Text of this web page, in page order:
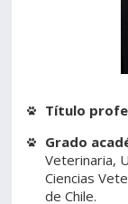
Título
Grado
Veterinaria,
Ciencias
de Chile.